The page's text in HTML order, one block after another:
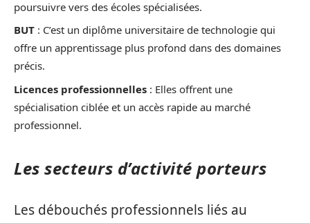
poursuivre vers des écoles spécialisées.
BUT : C’est un diplôme universitaire de technologie qui
offre un apprentissage plus profond dans des domaines
précis.
Licences professionnelles : Elles offrent une
spécialisation ciblée et un accès rapide au marché
professionnel.
Les secteurs d’activité porteurs
Les débouchés professionnels liés au